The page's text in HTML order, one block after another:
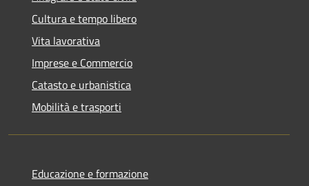
Cultura e tempo libero
Vita lavorativa
Imprese e Commercio
Catasto e urbanistica
Mobilità e trasporti
Educazione e formazione